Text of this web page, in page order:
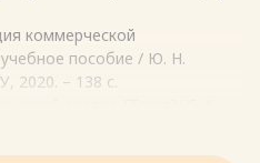
коммерческой
пособие / Ю. Н.
2020. – 138 с.
Управление торговой